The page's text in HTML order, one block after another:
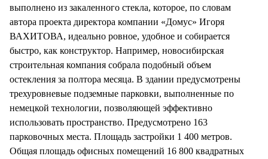
выполнено из закаленного стекла, которое, по словам
автора проекта директора компании «Домус» Игоря
ВАХИТОВА, идеально ровное, удобное и собирается
быстро, как конструктор. Например, новосибирская
строительная компания собрала подобный объем
остекления за полтора месяца. В здании предусмотрены
трехуровневые подземные парковки, выполненные по
немецкой технологии, позволяющей эффективно
использовать пространство. Предусмотрено 163
парковочных места. Площадь застройки 1 400 метров.
Общая площадь офисных помещений 16 800 квадратных